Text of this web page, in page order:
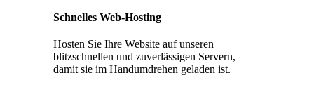
Schnelles Web-Hosting
Hosten Sie Ihre Website auf unseren
blitzschnellen und zuverlässigen Servern,
damit sie im Handumdrehen geladen ist.